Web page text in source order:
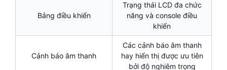
Bảng điều khiển
Trạng thái LCD đa chức
năng và console điều
khiển
Cảnh báo âm thanh
Các cảnh báo âm thanh
hay hiển thị được ưu tiên
bởi độ nghiêm trọng